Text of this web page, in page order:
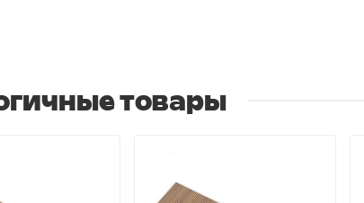
товары